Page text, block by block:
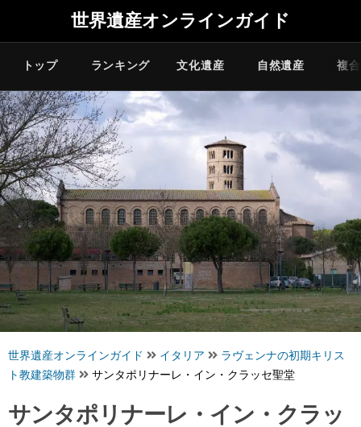
世界遺産オンラインガイド
トップ ランキング 文化遺産 自然遺産 複
世界遺産オンラインガイド イタリア
ラヴェンナの初期キリス
ト教建築物群
サンタポリナーレ・イン・クラッセ聖堂
サンタポリナーレ・イン・クラッ